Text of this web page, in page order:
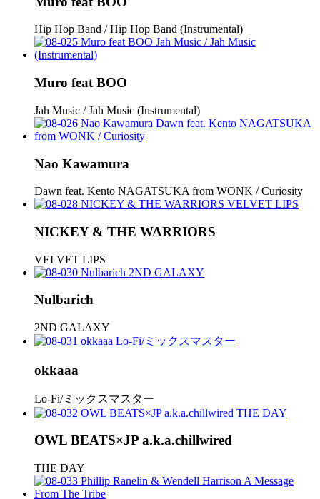
Hip Hop Band / Hip Hop Band (Instrumental)
Muro feat BOO
Jah Music / Jah Music (Instrumental)
Nao Kawamura
Dawn feat. Kento NAGATSUKA from WONK / Curiosity
NICKEY & THE WARRIORS
VELVET LIPS
Nulbarich
2ND GALAXY
okkaaa
Lo-Fi/ミックスマスター
OWL BEATS×JP a.k.a.chillwired
THE DAY